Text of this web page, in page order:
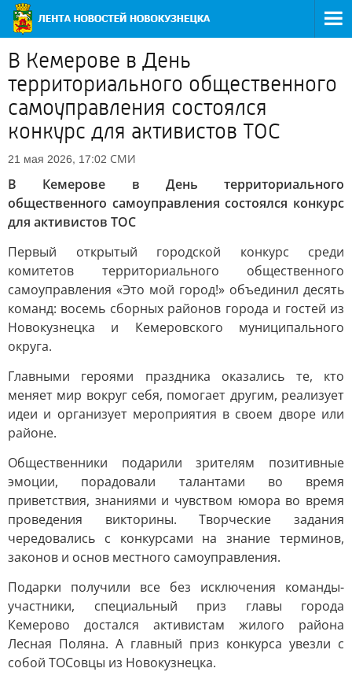
В Кемерове в День
территориального общественного
самоуправления состоялся
конкурс для активистов ТОС
21 мая 2026, 17:02 СМИ
В Кемерове в День территориального
общественного самоуправления состоялся конкурс
для активистов ТОС
Первый открытый городской конкурс среди
комитетов территориального общественного
самоуправления «Это мой город!» объединил десять
команд: восемь сборных районов города и гостей из
Новокузнецка и Кемеровского муниципального
округа.
Главными героями праздника оказались те, кто
меняет мир вокруг себя, помогает другим, реализует
идеи и организует мероприятия в своем дворе или
районе.
Общественники подарили зрителям позитивные
эмоции, порадовали талантами во время
приветствия, знаниями и чувством юмора во время
проведения викторины. Творческие задания
чередовались с конкурсами на знание терминов,
законов и основ местного самоуправления.
Подарки получили все без исключения команды-
участники, специальный приз главы города
Кемерово достался активистам жилого района
Лесная Поляна. А главный приз конкурса увезли с
собой ТОСовцы из Новокузнецка.